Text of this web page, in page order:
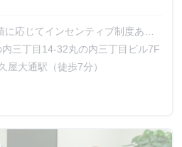
応じてインセンティブ制度あり
細は面接時にご説明いたします。
三丁目14-32丸の内三丁目ビル7F
屋大通駅（徒歩7分）